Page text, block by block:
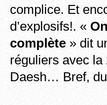
complice. Et
d’explosifs!. «
complète » dit
réguliers avec
Daesh… Bref,